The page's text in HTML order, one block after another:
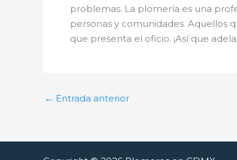
problemas. La plomería es una
personas y comunidades. Aquellos
que presenta el oficio. ¡Así que
← Entrada anterior